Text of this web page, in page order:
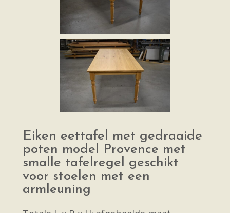
Eiken eettafel met gedraaide
poten model Provence met
smalle tafelregel geschikt
voor stoelen met een
armleuning